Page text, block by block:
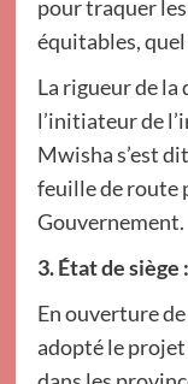
pour traquer
équitables,
La rigueur de
l’initiateur de
Mwisha s’est
feuille de route
Gouvernement.
3. État de
En ouverture
adopté le projet